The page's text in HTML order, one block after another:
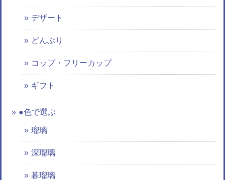
デザート
どんぶり
コップ・フリーカップ
ギフト
●色で選ぶ
瑠璃
深瑠璃
暮瑠璃